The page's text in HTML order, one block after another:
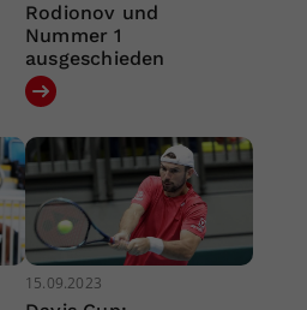
Rodionov und
Nummer 1
ausgeschieden
15.09.2023